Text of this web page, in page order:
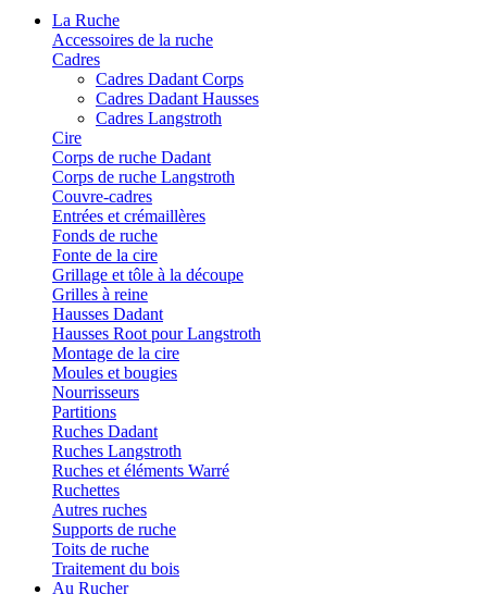
La Ruche
Accessoires de la ruche
Cadres
Cadres Dadant Corps
Cadres Dadant Hausses
Cadres Langstroth
Cire
Corps de ruche Dadant
Corps de ruche Langstroth
Couvre-cadres
Entrées et crémaillères
Fonds de ruche
Fonte de la cire
Grillage et tôle à la découpe
Grilles à reine
Hausses Dadant
Hausses Root pour Langstroth
Montage de la cire
Moules et bougies
Nourrisseurs
Partitions
Ruches Dadant
Ruches Langstroth
Ruches et éléments Warré
Ruchettes
Autres ruches
Supports de ruche
Toits de ruche
Traitement du bois
Au Rucher